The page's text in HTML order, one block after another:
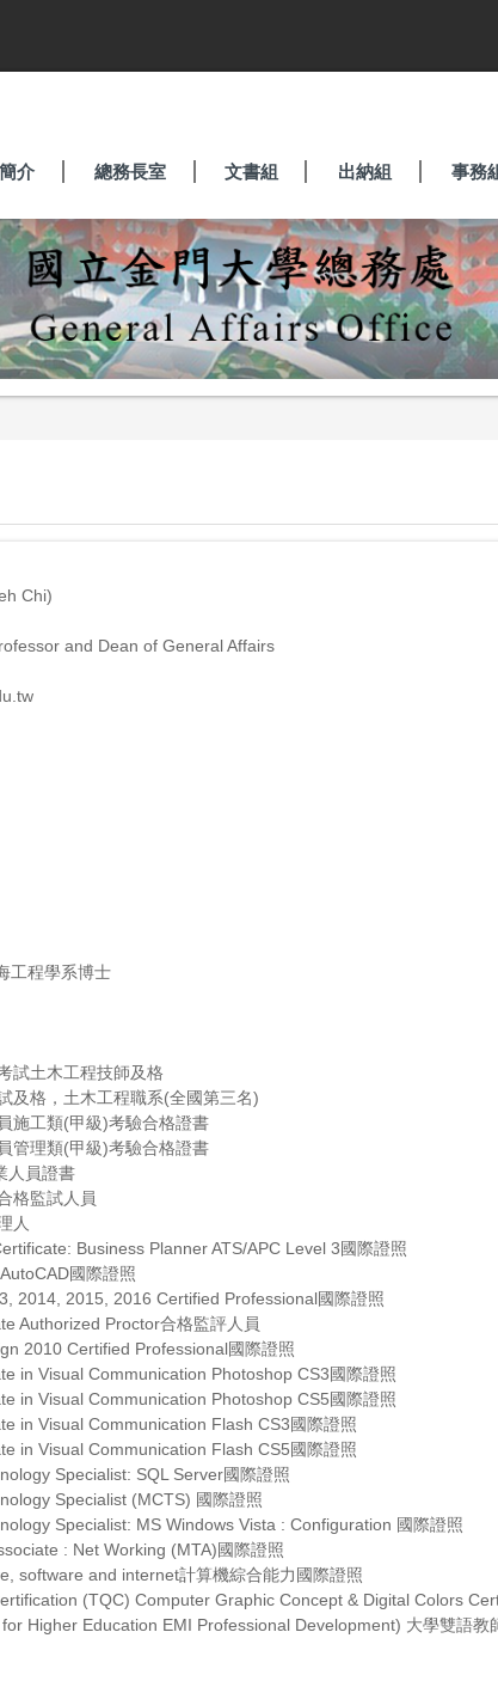
介 總務長室 文書組 出納組 事務
Chi)
and Dean of General Affairs
工程學系博士
試土木工程技師及格
及格，土木工程職系(全國第三名)
施工類(甲級)考驗合格證書
管理類(甲級)考驗合格證書
人員證書
格監試人員
人
Business Planner ATS/APC Level 3國際證照
國際證照
2014, 2015, 2016 Certified Professional國際證照
Authorized Proctor合格監評人員
2010 Certified Professional國際證照
in Visual Communication Photoshop CS3國際證照
in Visual Communication Photoshop CS5國際證照
in Visual Communication Flash CS3國際證照
in Visual Communication Flash CS5國際證照
Specialist: SQL Server國際證照
Specialist (MCTS) 國際證照
Specialist: MS Windows Vista : Configuration 國際證照
: Net Working (MTA)國際證照
software and internet計算機綜合能力國際證照
(TQC) Computer Graphic Concept & Digital Colors
Higher Education EMI Professional Development) 大學雙語教